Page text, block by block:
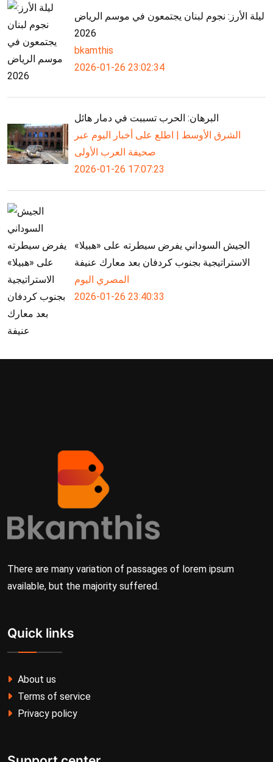
ليلة الأرز: نجوم لبنان يجتمعون في موسم الرياض
2026
bkamthis
2026-01-26 23:02:34
البرهان: الحرب تسببت في دمار هائل
الشرق الأوسط | اطلع على أخبار اليوم عبر
صحيفة العرب الأولى
2026-01-26 17:07:23
الجيش السوداني يفرض سيطرته على «هبيلا»
الاستراتيجية بجنوب كردفان بعد معارك عنيفة
المصري اليوم
2026-01-26 23:40:33
There are many variation of passages of lorem ipsum
available, but the majority suffered.
Quick links
About us
Terms of service
Privacy policy